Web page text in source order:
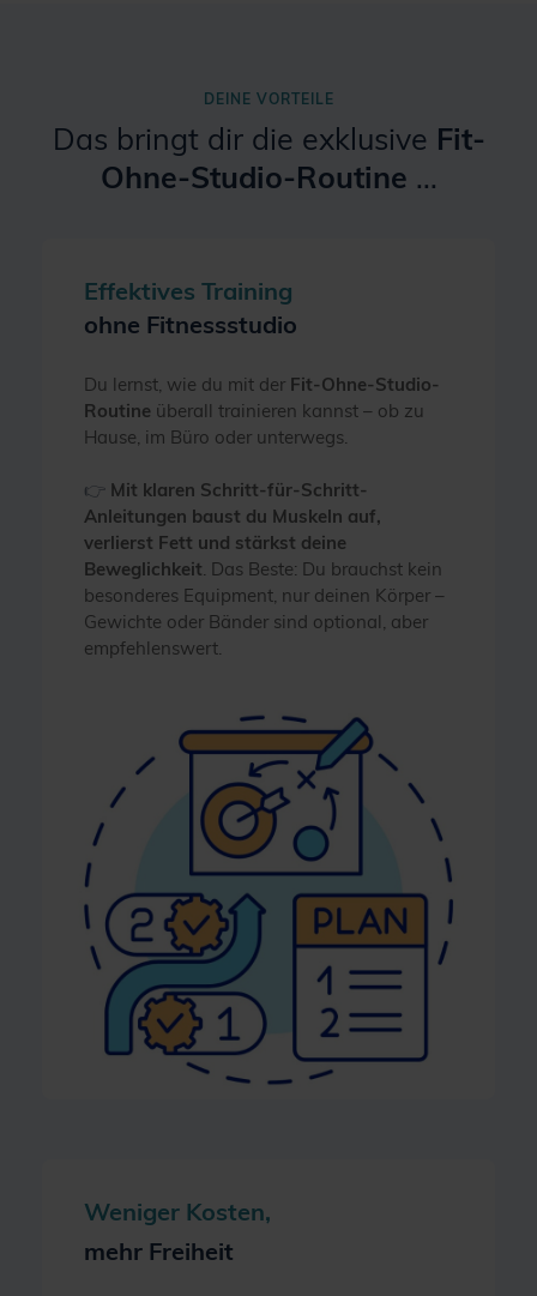
DEINE VORTEILE
Das bringt dir die exklusive Fit-
Ohne-Studio-Routine ...
Effektives Training
ohne Fitnessstudio
Du lernst, wie du mit der Fit-Ohne-Studio-
Routine überall trainieren kannst – ob zu
Hause, im Büro oder unterwegs.
👉 Mit klaren Schritt-für-Schritt-
Anleitungen baust du Muskeln auf,
verlierst Fett und stärkst deine
Beweglichkeit. Das Beste: Du brauchst kein
besonderes Equipment, nur deinen Körper –
Gewichte oder Bänder sind optional, aber
empfehlenswert.
Weniger Kosten,
mehr Freiheit